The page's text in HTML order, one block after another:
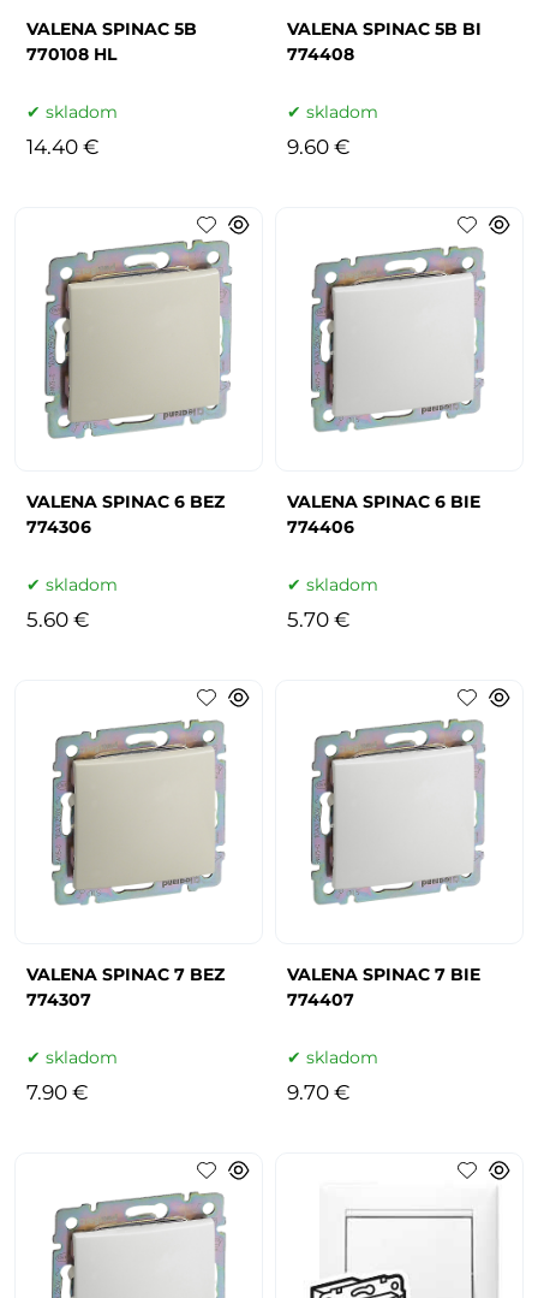
VALENA SPINAC 5B
770108 HL
skladom
14.40 €
VALENA SPINAC 5B BI
774408
skladom
9.60 €
VALENA SPINAC 6 BEZ
774306
skladom
5.60 €
VALENA SPINAC 6 BIE
774406
skladom
5.70 €
VALENA SPINAC 7 BEZ
774307
skladom
7.90 €
VALENA SPINAC 7 BIE
774407
skladom
9.70 €